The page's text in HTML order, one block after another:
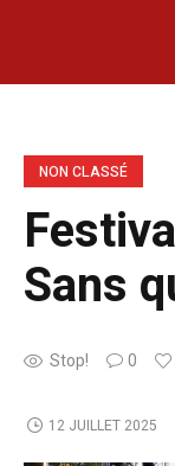
NON CLASSÉ
Sans
Stop! 0
12 JUILLET 2025